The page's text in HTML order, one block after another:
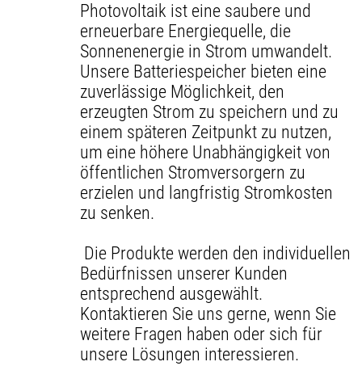
Photovoltaik ist eine saubere und
erneuerbare Energiequelle, die
Sonnenenergie in Strom umwandelt.
Unsere Batteriespeicher bieten eine
zuverlässige Möglichkeit, den
erzeugten Strom zu speichern und zu
einem späteren Zeitpunkt zu nutzen,
um eine höhere Unabhängigkeit von
öffentlichen Stromversorgern zu
erzielen und langfristig Stromkosten
zu senken.
Die Produkte werden den individuellen
Bedürfnissen unserer Kunden
entsprechend ausgewählt.
Kontaktieren Sie uns gerne, wenn Sie
weitere Fragen haben oder sich für
unsere Lösungen interessieren.